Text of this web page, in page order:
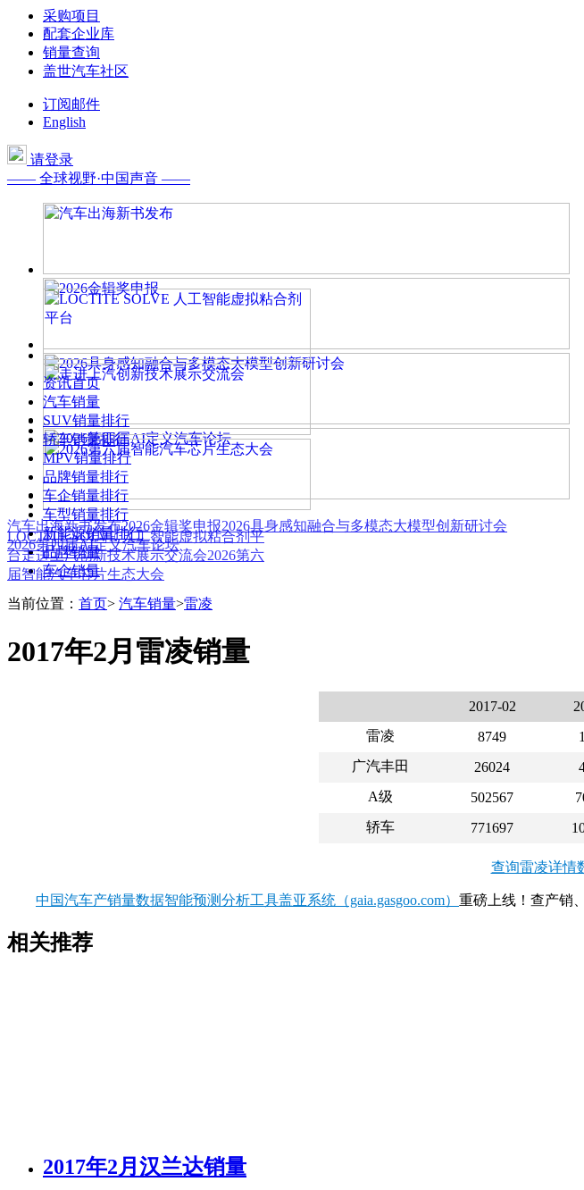
采购项目
配套企业库
销量查询
盖世汽车社区
订阅邮件
English
请登录
—— 全球视野·中国声音 ——
汽车出海新书发布2026金辑奖申报2026具身感知融合与多模态大模型创新研讨会
2026第四届AI定义汽车论坛
LOCTITE SOLVE 人工智能虚拟粘合剂平
台走进上汽创新技术展示交流会2026第六
届智能汽车芯片生态大会
资讯首页
汽车销量
SUV销量排行
轿车销量排行
MPV销量排行
品牌销量排行
车企销量排行
车型销量排行
新能源销量排行
品牌销量
车企销量
当前位置： 首页> 汽车销量>雷凌
2017年2月雷凌销量
2017-02
雷凌
8749
广汽丰田
26024
A级
502567
轿车
771697
查询雷凌详情
中国汽车产销量数据智能预测分析工具盖亚系统（gaia.gasgoo.com） 重磅上线！查产销
相关推荐
2017年2月汉兰达销量